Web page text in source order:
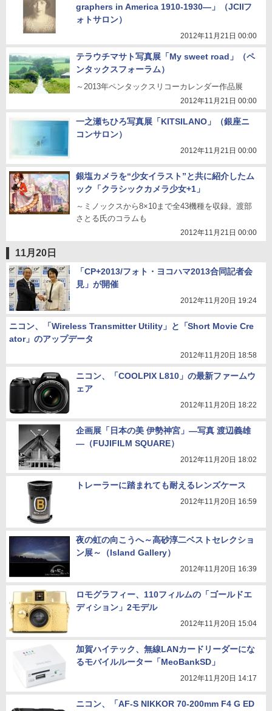
graphers in America 1910-1930―」（JCIIフ
ォトサロン）
2012年11月21日 00:00
テラウチマサト写真展「My sweet road」（ペ
ンタックスフォーラム）
～2013年ペンタックスリコーカレンダー作品展
2012年11月21日 00:00
一之瀬ちひろ写真展「KITSILANO」（銀座ニ
コンサロン）
2012年11月21日 00:00
銀塩カメラを“少女イラスト”と共に紹介したム
ック「クラシックカメラ少女+1」
～ミノックスから8×10まで全43機種を収録。渡部
さとる氏のコラムも
2012年11月21日 00:00
11月20日
「CP+2013/フォト・ヨコハマ2013合同記者会
見」が開催
2012年11月20日 19:24
ニコン、「Wireless Transmitter Utility」と「Short Movie Cre
ator」のアップデータ
2012年11月20日 18:58
ニコン、「COOLPIX L810」の最新ファームウ
ェア
2012年11月20日 18:22
企画展「日本の美 伊勢神宮」―写真 渡辺義雄
―（FUJIFILM SQUARE）
2012年11月20日 18:02
トレーラーに踏まれても耐えるレンズケース
2012年11月20日 16:59
夜の虹の向こうへ～高砂淳二ベストセレクショ
ン展～（Island Gallery）
2012年11月20日 16:39
ロモグラフィー、110フィルムの「ゴールドエ
ディション」2モデル
2012年11月20日 15:04
加賀ハイテック、無線LANカードリーダーにな
るモバイルルーター「MeoBankSD」
2012年11月20日 14:17
ニコン、「AF-S NIKKOR 70-200mm F4 G ED